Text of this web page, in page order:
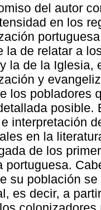
del autor
en los
la de relatar a
la de la Iglesia,
y
los pobladores
posible.
interpretación
en la
de los
portuguesa.
su población
es decir, a